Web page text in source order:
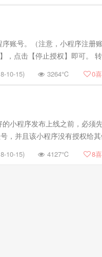
账号。（注意，小程序注册
，点击【停止授权】即可。
10-15) 3264℃ 0
小程序发布上线之前，必须
，并且该小程序没有授权给
10-15) 4127℃ 8